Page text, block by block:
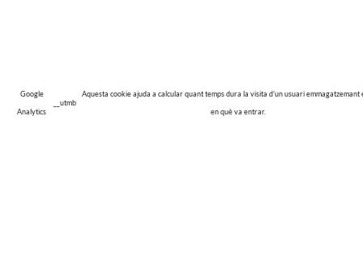
Google
Analytics
__utmb
Aquesta cookie ajuda a calcular quant temps dura la visita d’un usuari emmagatzemant
en què va entrar.